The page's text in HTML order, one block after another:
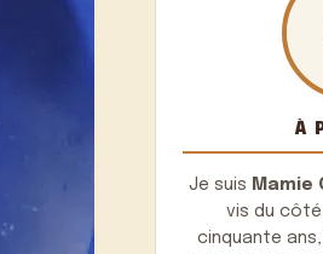
À
Je suis Mamie
vis du côté
cinquante